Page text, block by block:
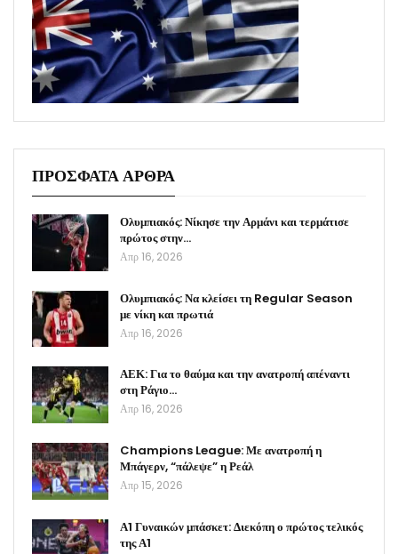
ΠΡΟΣΦΑΤΑ ΑΡΘΡΑ
Ολυμπιακός: Νίκησε την Αρμάνι και τερμάτισε
πρώτος στην…
Απρ 16, 2026
Ολυμπιακός: Να κλείσει τη Regular Season
με νίκη και πρωτιά
Απρ 16, 2026
ΑΕΚ: Για το θαύμα και την ανατροπή απέναντι
στη Ράγιο…
Απρ 16, 2026
Champions League: Με ανατροπή η
Μπάγερν, “πάλεψε” η Ρεάλ
Απρ 15, 2026
Α1 Γυναικών μπάσκετ: Διεκόπη ο πρώτος τελικός
της Α1